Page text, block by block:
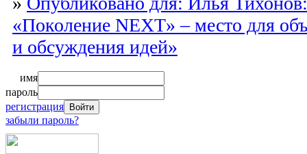
«Поколение NEXT» – место для
и обсуждения идей»
имя
пароль
регистрация
забыли пароль?